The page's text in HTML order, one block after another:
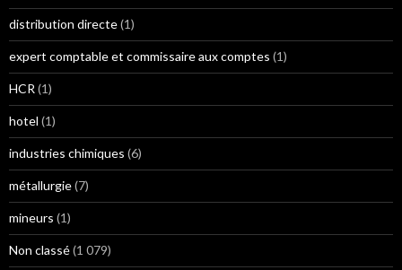
distribution directe(1)
expert comptable et commissaire aux comptes (1)
HCR (1)
hotel (1)
industries chimiques (6)
métallurgie(7)
mineurs (1)
Non classé(1 079)